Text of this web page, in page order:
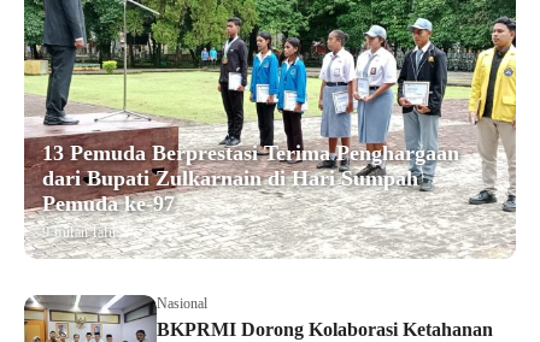
13 Pemuda Berprestasi Terima Penghargaan
dari Bupati Zulkarnain di Hari Sumpah
Pemuda ke-97
9 bulan lalu
Nasional
BKPRMI Dorong Kolaborasi Ketahanan